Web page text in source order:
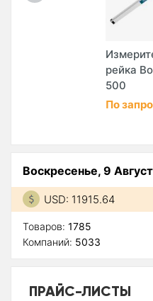
рейка
500
По
Воскресенье, 9
USD: 11915.64
Товаров: 1785
Компаний: 5033
ПРАЙС-ЛИСТЫ